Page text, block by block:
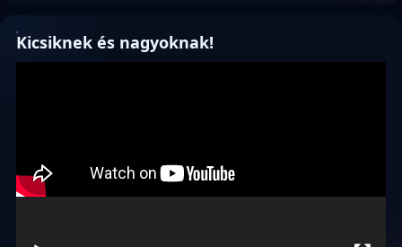
Kicsiknek és nagyoknak!